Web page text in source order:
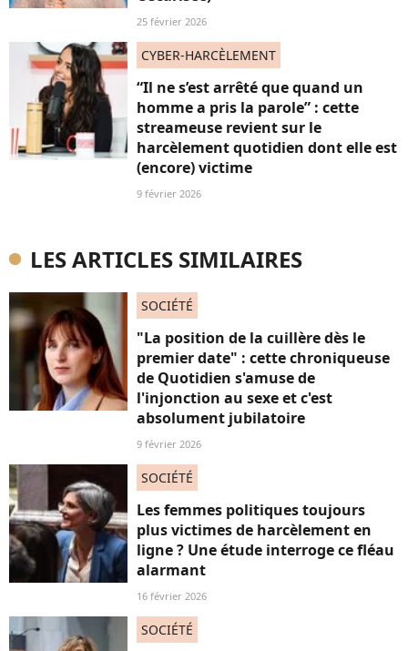
25 février 2026
CYBER-HARCÈLEMENT
“Il ne s’est arrêté que quand un
homme a pris la parole” : cette
streameuse revient sur le
harcèlement quotidien dont elle est
(encore) victime
9 février 2026
LES ARTICLES SIMILAIRES
SOCIÉTÉ
"La position de la cuillère dès le
premier date" : cette chroniqueuse
de Quotidien s'amuse de
l'injonction au sexe et c'est
absolument jubilatoire
9 février 2026
SOCIÉTÉ
Les femmes politiques toujours
plus victimes de harcèlement en
ligne ? Une étude interroge ce fléau
alarmant
16 février 2026
SOCIÉTÉ